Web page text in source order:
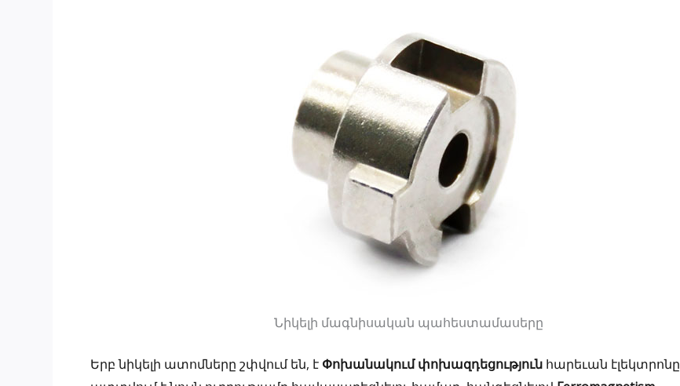
Նիկելի մագնիսական պահեստամասերը
Երբ նիկելի ատոմները շփվում են, է Փոխանակում փոխազդեցություն հարեւան էլեկտրոնը